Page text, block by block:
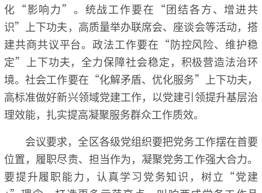
化“影响力”。统战工作要在“团结各方、增进共
识”上下功夫，高质量举办联席会、座谈会等活动，搭
建共商共议平台。政法工作要在“防控风险、维护稳
定”上下功夫，全力保障社会稳定，积极营造法治环
境。社会工作要在“化解矛盾、优化服务”上下功夫，
高标准做好新兴领域党建工作，以党建引领提升基层治
理效能，扎实提高凝聚服务群众工作质效。
会议要求，全区各级党组织要把党务工作摆在首要
位置，履职尽责、担当作为，凝聚党务工作强大合力。
要提升履职能力，认真学习党务知识，树立“党建